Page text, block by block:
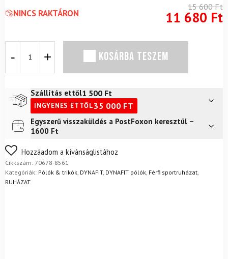
NINCS RAKTÁRON
15 600Ft
11 680 Ft
póló
Dry
mennyiség
KOSÁRBA TESZEM
Szállítás ettől1 500 Ft
INGYENES ETTŐL35 000 FT
Futár a címre2 400
FoxPost
Egyszerű visszaküldés a PostFoxon keresztül –
1600 Ft
Nem biztos a választásában? Semmi gond – a terméket
egyszerűen visszaküldheti 14 napon belül, indoklás nélkül.
Mik a visszaküldés feltételei?
Hozzáadom a kívánságlistához
Cikkszám: 70678-8561
Kategóriák: Pólók & trikók DYNAFIT, DYNAFIT pólók Férfi sportruházat
RUHÁZAT